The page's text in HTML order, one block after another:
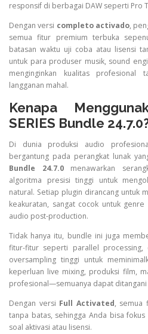
responsif di berbagai DAW seperti Pro
Dengan versi completo activado,
semua fitur premium terbuka
batasan waktu uji coba atau lisensi
untuk para produser musik, sound
menginginkan kualitas profesional
langganan mahal.
Kenapa
SERIES Bundle
Di dunia produksi audio
bergantung pada perangkat lunak
Bundle 24.7.0menawarkan
algoritma presisi tinggi untuk
natural. Setiap plugin dirancang untuk
keakuratan, sangat cocok untuk
audio post-production.
Tidak hanya itu, bundle ini juga
fitur-fitur seperti parallel processing,
oversampling tinggi untuk
keperluan live mixing, produksi film,
profesional—semuanya dapat
Dengan versi Full Activated, semua
tanpa batas, sehingga Anda bisa
soal aktivasi atau lisensi.